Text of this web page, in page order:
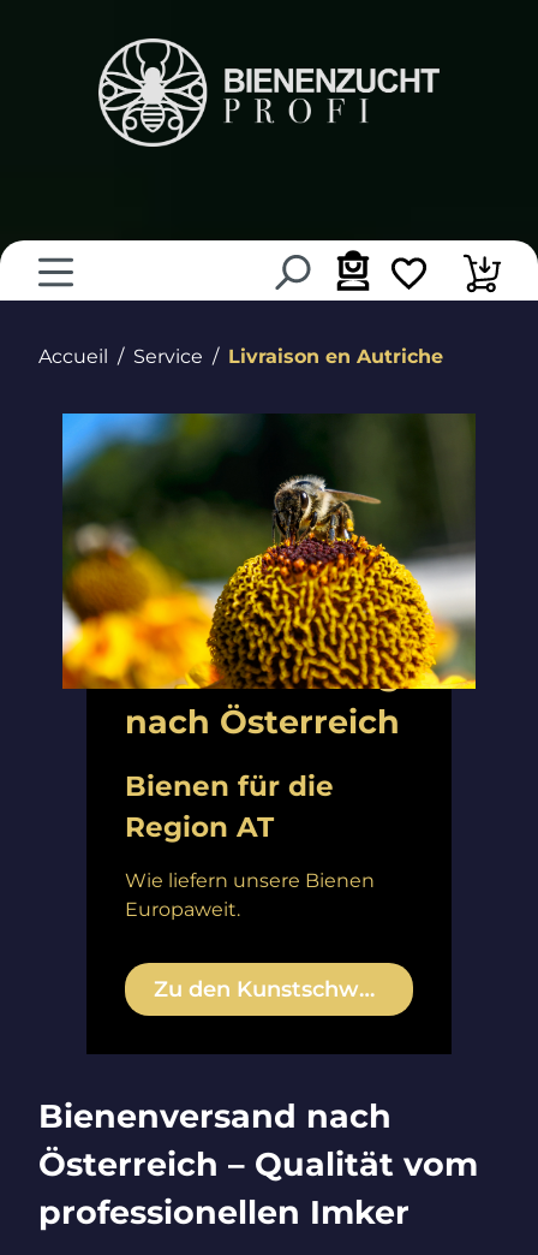
Accueil Service Livraison en Autriche
Bienenlieferung
nach Österreich
Bienen für die
Region AT
Wie liefern unsere Bienen
Europaweit.
Zu den Kunstschwärmen ›
Bienenversand nach
Österreich – Qualität vom
professionellen Imker